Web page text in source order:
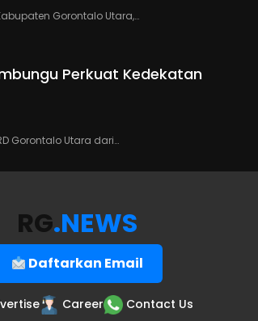
Kabupaten Gorontalo Utara,…
Perkuat Kedekatan
Gorontalo Utara dari…
RG.NEWS
Daftarkan Email
Career Contact Us